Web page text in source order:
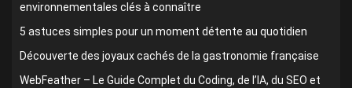
environnementales clés à connaître
5 astuces simples pour un moment détente au quotidien
Découverte des joyaux cachés de la gastronomie française
WebFeather – Le Guide Complet du Coding, de l’IA, du SEO et